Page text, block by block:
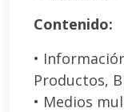
Contenido:
•
Productos,
• Medios